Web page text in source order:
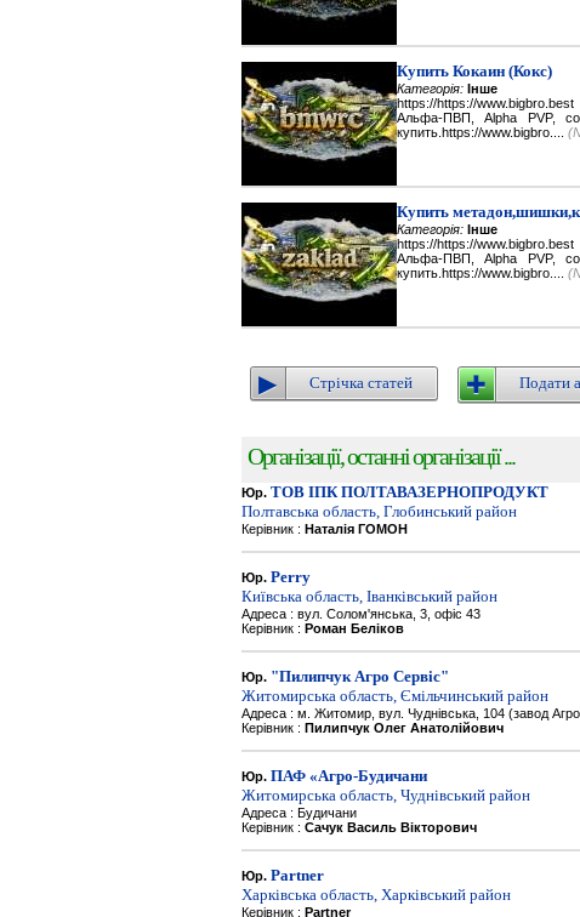
Купить Кокаин (Кокс)
Категорія: Інше
https://https://
Альфа-ПВП, Alpha PVP,
купить.https://www.bigbro....
Купить
Категорія: Інше
https://https://
Альфа-ПВП, Alpha PVP,
купить.https://www.bigbro....
Стрічка статей Подати
Організації, останні організації ...
Юр. ТОВ ІПК ПОЛТАВАЗЕРНОПРОДУКТ
Полтавська область, Глобинський район
Керівник : Наталія ГОМОН
Юр. Perry
Київська область, Іванківський район
Адреса : вул. Солом'янська, 3, офіс 43
Керівник : Роман Беліков
Юр. "Пилипчук Агро Сервіс"
Житомирська область, Ємільчинський район
Адреса : м. Житомир, вул. Чуднівська, 104 (завод
Керівник : Пилипчук Олег Анатолійович
Юр. ПАФ «Агро-Будичани
Житомирська область, Чуднівський район
Адреса : Будичани
Керівник : Сачук Василь Вікторович
Юр. Partner
Харківська область, Харківський район
Керівник : Partner